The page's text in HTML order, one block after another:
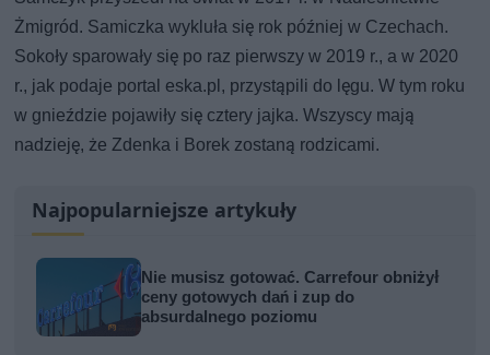
Żmigród. Samiczka wykluła się rok później w Czechach.
Sokoły sparowały się po raz pierwszy w 2019 r., a w 2020
r., jak podaje portal eska.pl, przystąpili do lęgu. W tym roku
w gnieździe pojawiły się cztery jajka. Wszyscy mają
nadzieję, że Zdenka i Borek zostaną rodzicami.
Najpopularniejsze artykuły
Nie musisz gotować. Carrefour obniżył
ceny gotowych dań i zup do
absurdalnego poziomu